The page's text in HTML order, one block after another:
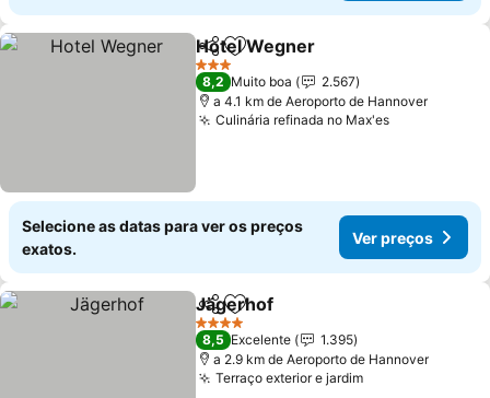
PartilharAdicionar aos favoritos
Hotel Wegner
3 Estrelas
8,2 Muito boa
2.567
a 4.1 km de Aeroporto de Hannover
Culinária refinada no Max'es
Selecione as datas para ver os preços
exatos.
Ver preços
PartilharAdicionar aos favoritos
Jägerhof
4 Estrelas
8,5 Excelente
1.395
a 2.9 km de Aeroporto de Hannover
Terraço exterior e jardim